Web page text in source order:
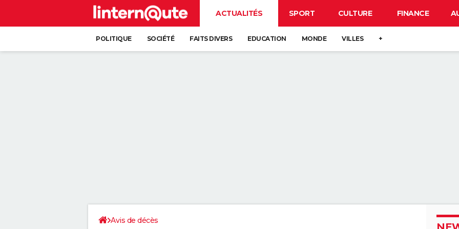
ACTUALITÉS SPORT CULTURE FINANCE
POLITIQUE SOCIÉTÉ FAITS DIVERS EDUCATION MONDE VILLES +
Avis de décès